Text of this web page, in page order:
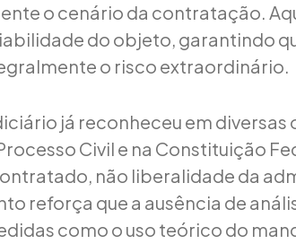
o cenário da contratação.
do objeto, garantindo
o risco extraordinário.
já reconheceu em
Civil e na Constituição
não liberalidade da
reforça que a ausência de
como o uso teórico do